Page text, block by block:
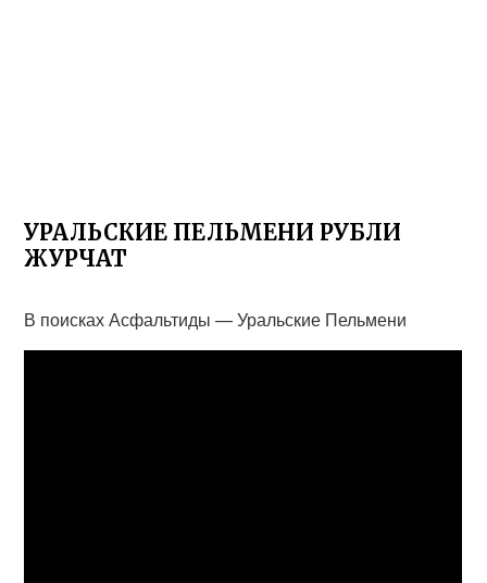
УРАЛЬСКИЕ ПЕЛЬМЕНИ РУБЛИ
ЖУРЧАТ
В поисках Асфальтиды — Уральские Пельмени